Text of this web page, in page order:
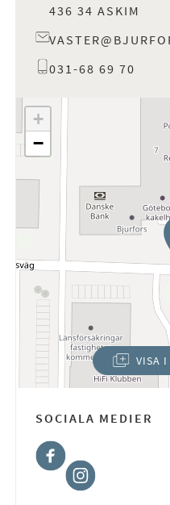
436 34 ASKIM
031-68 69 70
+
−
VISA I
(ÖPPNAS I NYTT FÖNSTER)
SOCIALA MEDIER
Facebook